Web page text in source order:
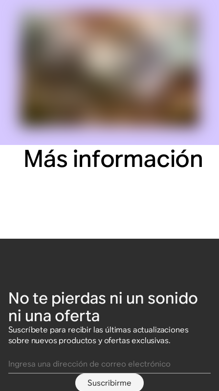
Más información
No te pierdas ni un sonido
ni una oferta
Suscríbete para recibir las últimas actualizaciones
sobre nuevos productos y ofertas exclusivas.
Suscribirme